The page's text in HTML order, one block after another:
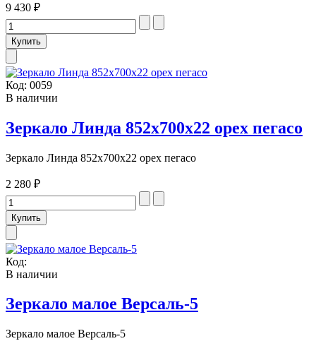
9 430 ₽
Код: 0059
В наличии
Зеркало Линда 852х700х22 орех пегасо
Зеркало Линда 852х700х22 орех пегасо
2 280 ₽
Код:
В наличии
Зеркало малое Версаль-5
Зеркало малое Версаль-5